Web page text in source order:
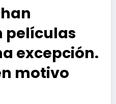
películas
excepción.
motivo